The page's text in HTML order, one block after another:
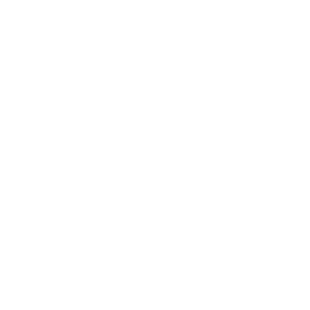
e Apoio à Transformação